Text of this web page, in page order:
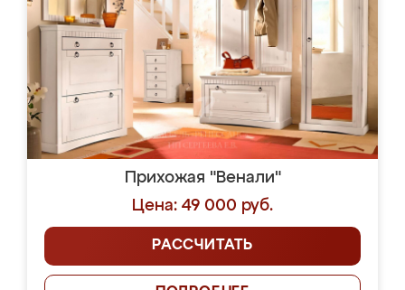
Прихожая "Венали"
Цена: 49 000 руб.
РАССЧИТАТЬ